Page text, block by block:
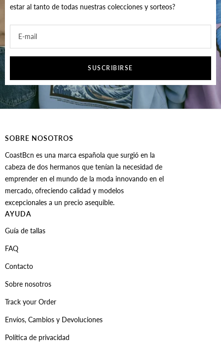
estar al tanto de todas nuestras colecciones y sorteos?
E-mail
SUSCRIBIRSE
SOBRE NOSOTROS
CoastBcn es una marca española que surgió en la
cabeza de dos hermanos que tenían la necesidad de
emprender en el mundo de la moda innovando en el
mercado, ofreciendo calidad y modelos
excepcionales a un precio asequible.
AYUDA
Guía de tallas
FAQ
Contacto
Sobre nosotros
Track your Order
Envíos, Cambios y Devoluciones
Política de privacidad